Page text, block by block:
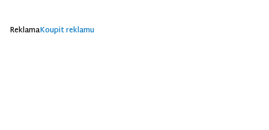
ReklamaKoupit reklamu